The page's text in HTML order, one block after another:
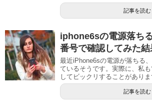
記事を読む
iphone6sの電源落ち
番号で確認してみた
最近iPhone6sの電源が落ちる
ているそうです。実際に、私
してビックリすることがありま
記事を読む